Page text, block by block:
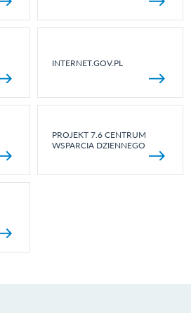
INTERNET.GOV.PL
PROJEKT 7.6 CENTRUM
WSPARCIA DZIENNEGO